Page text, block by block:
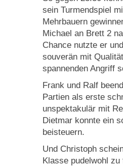
sein Turmendspiel
Mehrbauern
Michael an Brett 2
Chance nutzte er
souverän mit
spannenden Angriff
Frank und Ralf
Partien als erste
unspektakulär mit
Dietmar konnte ein
beisteuern.
Und Christoph
Klasse pudelwohl zu